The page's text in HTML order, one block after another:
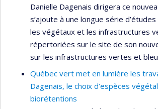
Danielle Dagenais dirigera ce
s’ajoute à une longue série
les végétaux et les infrastructures
répertoriées sur le site de son
sur les infrastructures vertes et
Québec vert met en lumière les
Dagenais, le choix d’espèces
biorétentions